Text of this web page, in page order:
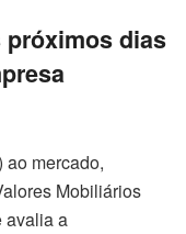
próximos dias
mercado,
Mobiliários
avalia a